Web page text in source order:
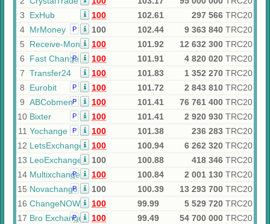
3
ExHub 100 102.61 297 566 TRC20
4 MrMoney Р 100 102.44 9 363 840 TRC20
5
Receive-Money 100 101.92 12 632 300 TRC20
6
Fast Change
Р 100 101.91 4 820 020 TRC20
7 Transfer24 100 101.83 1 352 270 TRC20
8
Eurobit Р 100 101.72 2 843 810 TRC20
9 ABCobmenР 100 101.41 76 761 400 TRC20
10 Bixter Р 100 101.41 2 920 930 TRC20
11 Yochange Р 100 101.38 236 283 TRC20
12 LetsExchange 100 100.94 6 262 320 TRC20
13 LeoExchanger 100 100.88 418 346 TRC20
14 Multixchange
Р 100 100.84 2 001 130 TRC20
15 Novachange
Р 100 100.39 13 293 700 TRC20
16 ChangeNOW 100 99.99 5 529 720 TRC20
17 Bro Exchange
Р 100 99.49 54 700 000 TRC20